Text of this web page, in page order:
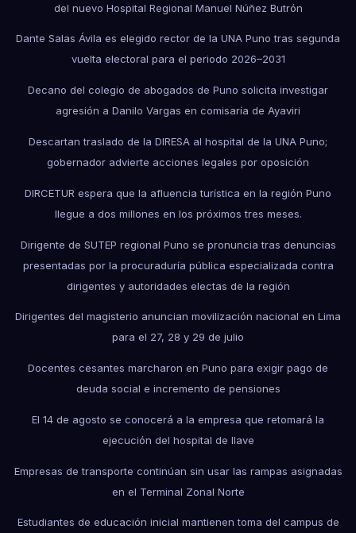
del nuevo Hospital Regional Manuel Núñez Butrón
Dante Salas Ávila es elegido rector de la UNA Puno tras segunda
vuelta electoral para el periodo 2026–2031
Decano del colegio de abogados de Puno solicita investigar
agresión a Danilo Vargas en comisaría de Ayaviri
Descartan traslado de la DIRESA al hospital de la UNA Puno;
gobernador advierte acciones legales por oposición
DIRCETUR espera que la afluencia turística en la región Puno
llegue a dos millones en los próximos tres meses.
Dirigente de SUTEP regional Puno se pronuncia tras denuncias
presentadas por la procuraduría pública especializada contra
dirigentes y autoridades electas de la región
Dirigentes del magisterio anuncian movilización nacional en Lima
para el 27, 28 y 29 de julio
Docentes cesantes marcharon en Puno para exigir pago de
deuda social e incremento de pensiones
El 14 de agosto se conocerá a la empresa que retomará la
ejecución del hospital de Ilave
Empresas de transporte continúan sin usar las rampas asignadas
en el Terminal Zonal Norte
Estudiantes de educación inicial mantienen toma del campus de